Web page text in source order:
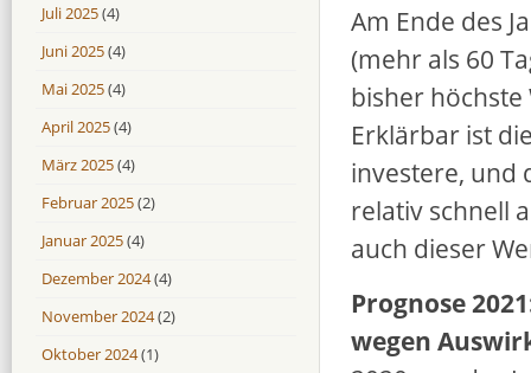
Am Ende des
(mehr als 60
bisher
Erklärbar ist
investere, und
relativ schnell
auch dieser
Prognose
wegen
Juli 2025(4)
Juni 2025(4)
Mai 2025(4)
April 2025(4)
März 2025(4)
Februar 2025(2)
Januar 2025(4)
Dezember 2024(4)
November 2024(2)
Oktober 2024(1)